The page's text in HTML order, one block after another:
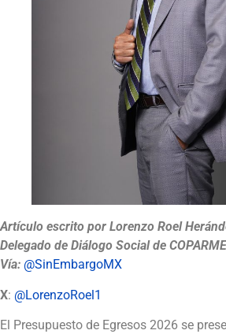
Artículo escrito por Lorenzo Roel
Delegado de Diálogo Social de
Vía: @SinEmbargoMX
X: @LorenzoRoel1
El Presupuesto de Egresos 2026 se